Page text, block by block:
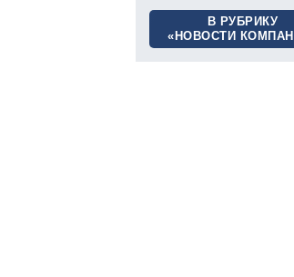
В РУБРИКУ
«НОВОСТИ